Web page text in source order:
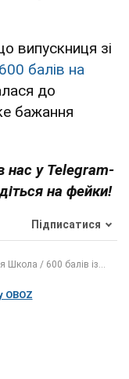
випускниця зі
балів на
до
бажання
нас у Telegram-
на фейки!
Підписатися
Школа 600 балів із...